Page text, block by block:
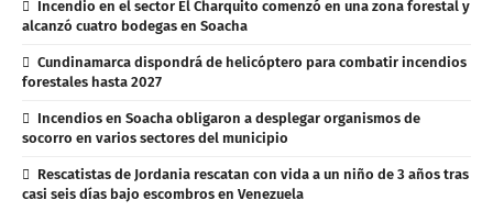
Incendio en el sector El Charquito comenzó en una zona forestal y
alcanzó cuatro bodegas en Soacha
Cundinamarca dispondrá de helicóptero para combatir incendios
forestales hasta 2027
Incendios en Soacha obligaron a desplegar organismos de
socorro en varios sectores del municipio
Rescatistas de Jordania rescatan con vida a un niño de 3 años tras
casi seis días bajo escombros en Venezuela